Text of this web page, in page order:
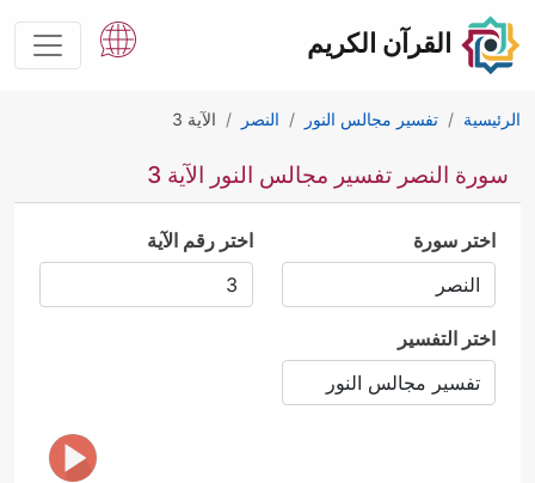
القرآن الكريم
الرئيسية تفسير مجالس النور النصر الآية 3
سورة النصر تفسير مجالس النور الآية 3
اختر سورة اختر رقم الآية
اختر التفسير